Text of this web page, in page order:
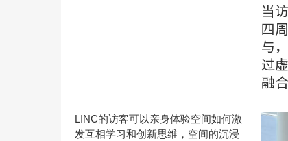
当
四
与
过
融
LINC的访客可以亲身体验空间如何激
发互相学习和创新思维，空间的沉浸